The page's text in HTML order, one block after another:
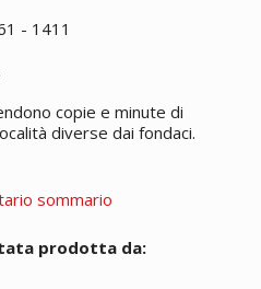
- 1411
copie e minute di
diverse dai fondaci.
sommario
prodotta da: